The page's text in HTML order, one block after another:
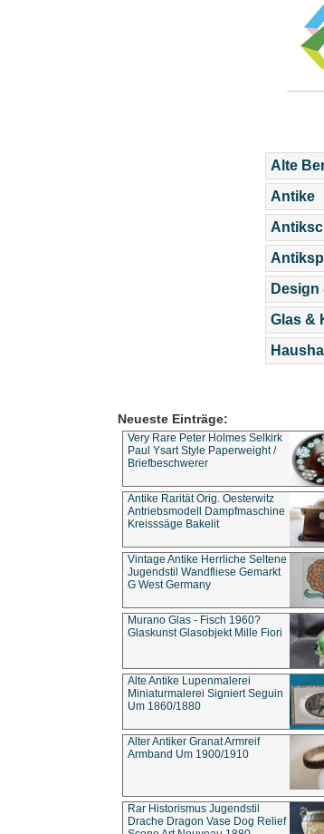
Alte
Antike
Design
Glas &
Neueste Einträge:
Very Rare Peter Holmes Selkirk
Paul Ysart Style Paperweight /
Briefbeschwerer
Antike Rarität Orig. Oesterwitz
Antriebsmodell Dampfmaschine
Kreisssäge Bakelit
Vintage Antike Herrliche Seltene
Jugendstil Wandfliese Gemarkt
G West Germany
Murano Glas - Fisch 1960?
Glaskunst Glasobjekt Mille Fiori
Alte Antike Lupenmalerei
Miniaturmalerei Signiert Seguin
Um 1860/1880
Alter Antiker Granat Armreif
Armband Um 1900/1910
Rar Historismus Jugendstil
Drache Dragon Vase Dog Relief